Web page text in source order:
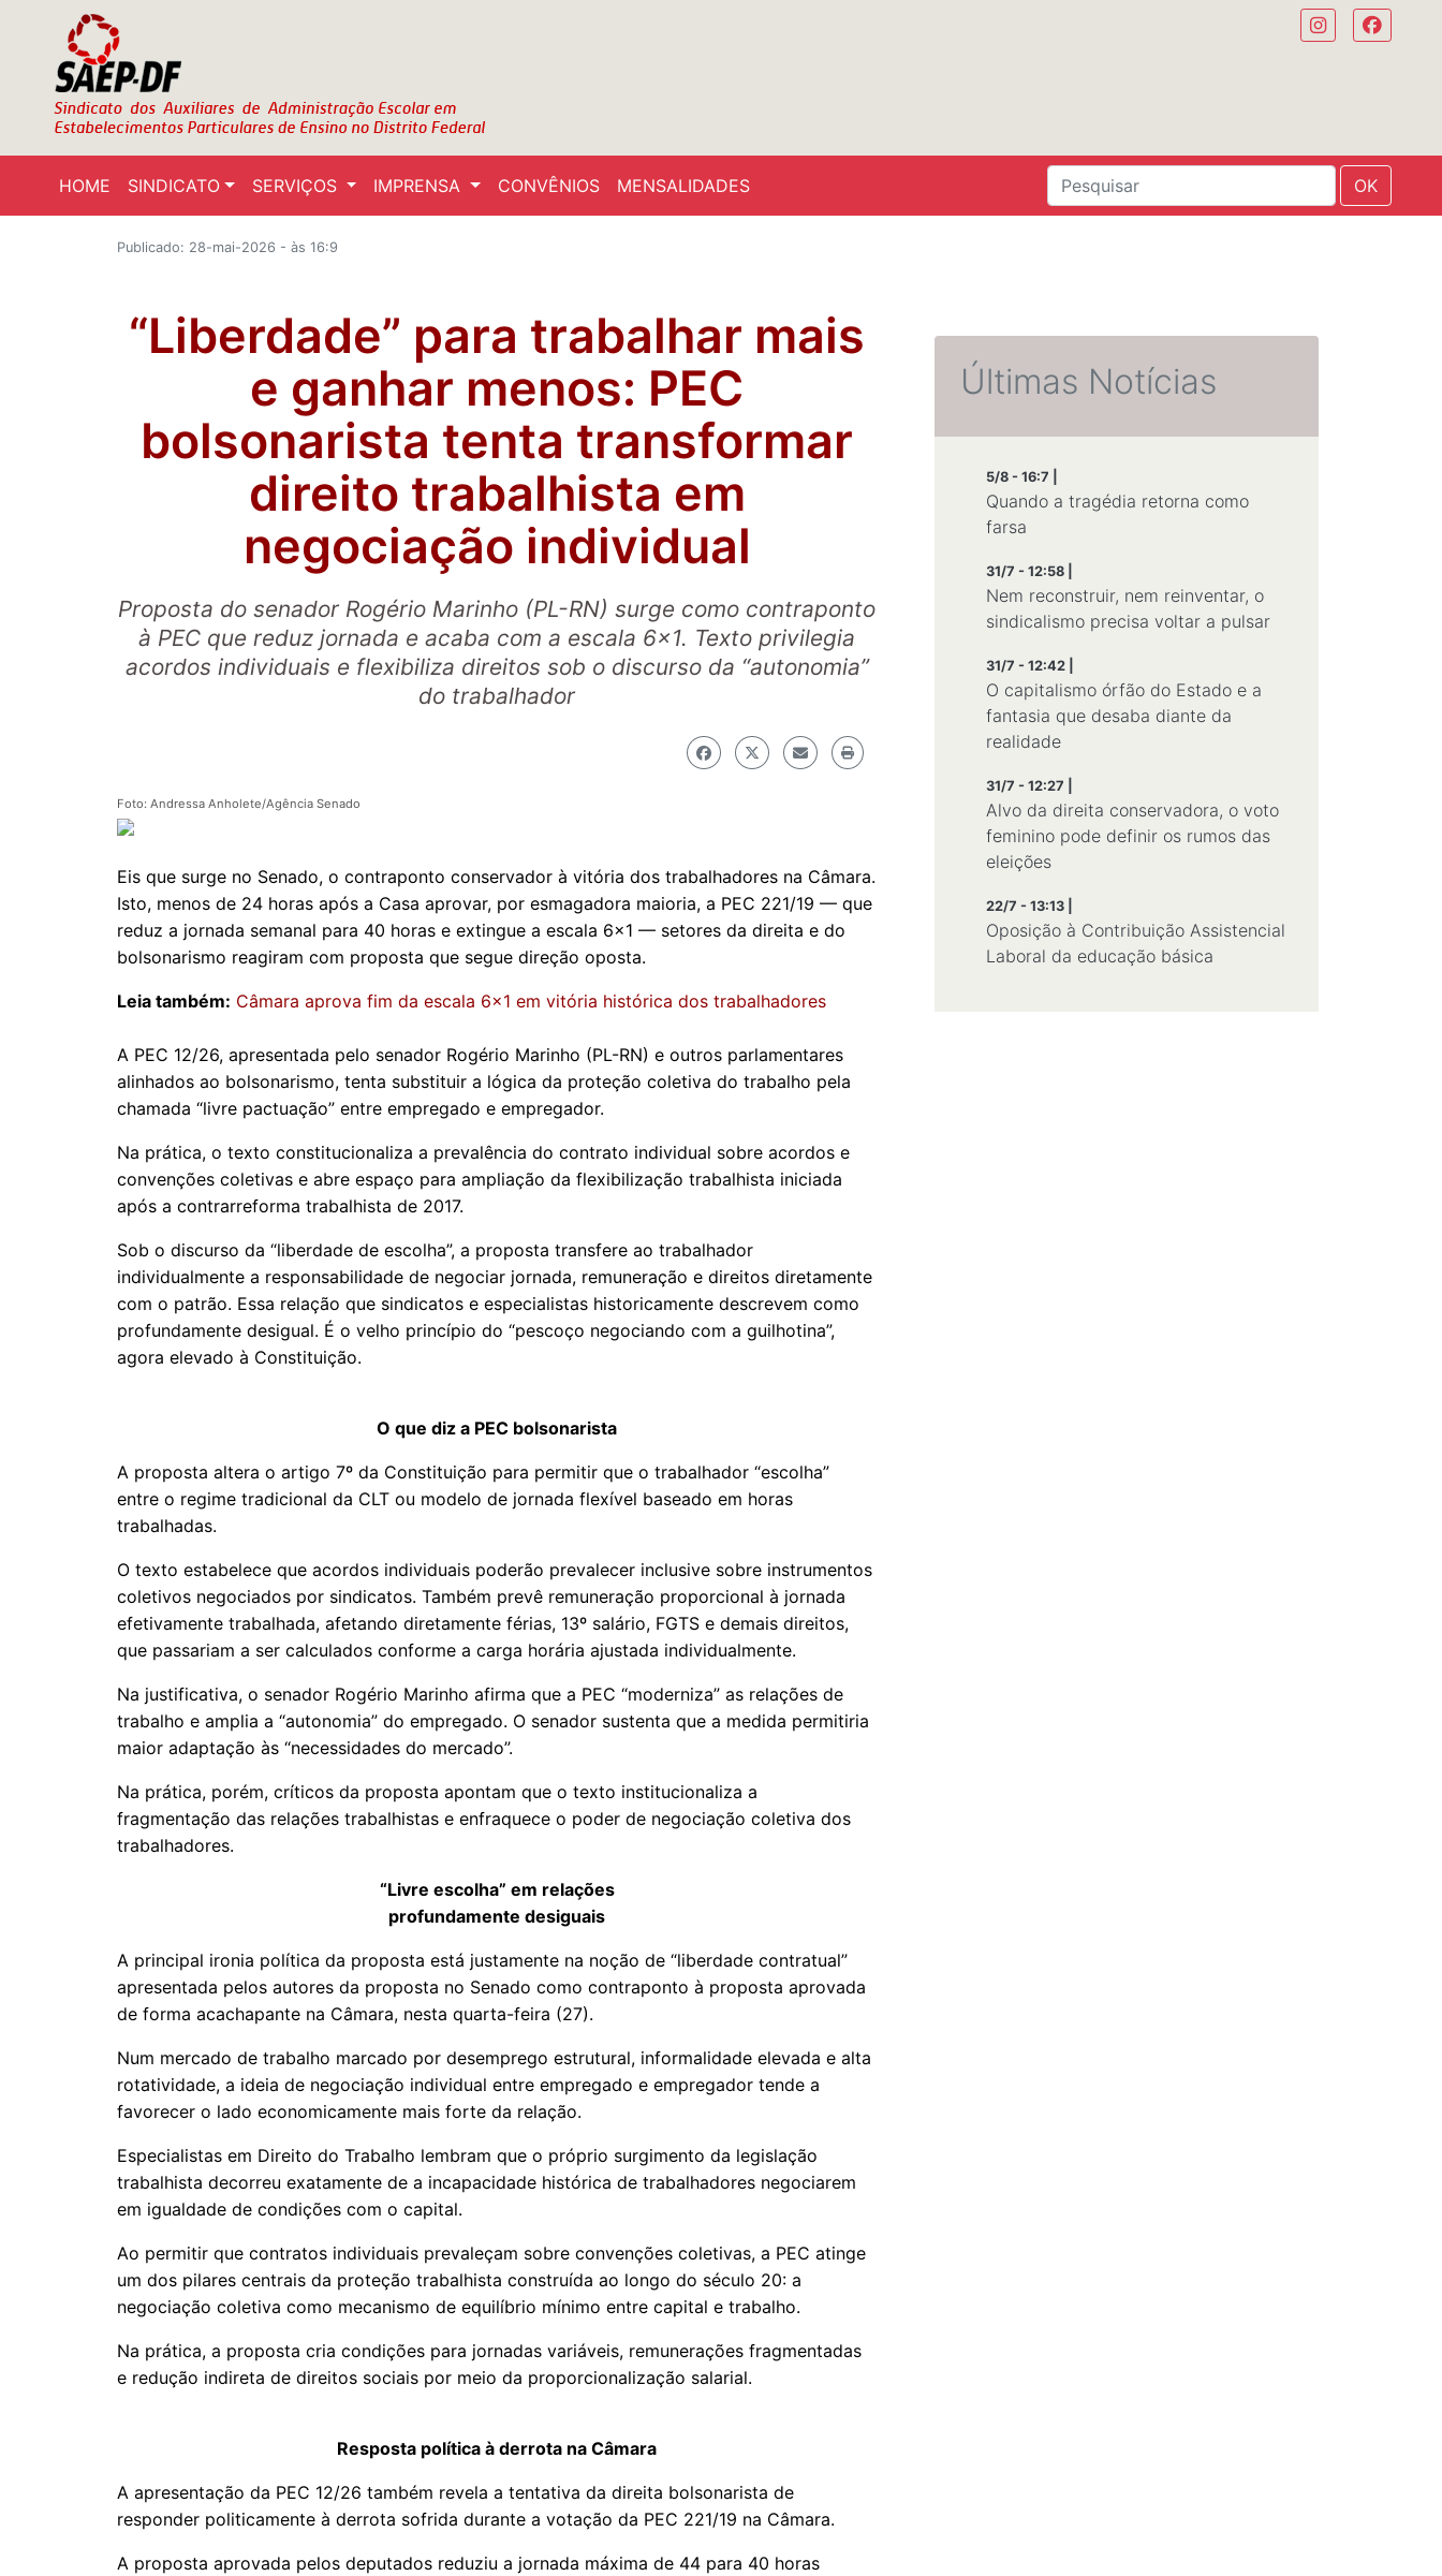
HOME SINDICATO SERVIÇOS IMPRENSA CONVÊNIOS MENSALIDADES OK
Publicado: 28-mai-2026 - às 16:9
“Liberdade” para trabalhar mais
e ganhar menos: PEC
bolsonarista tenta transformar
direito trabalhista em
negociação individual
Proposta do senador Rogério Marinho (PL-RN) surge como contraponto
à PEC que reduz jornada e acaba com a escala 6x1. Texto privilegia
acordos individuais e flexibiliza direitos sob o discurso da “autonomia”
do trabalhador
Foto: Andressa Anholete/Agência Senado
Eis que surge no Senado, o contraponto conservador à vitória dos trabalhadores na Câmara.
Isto, menos de 24 horas após a Casa aprovar, por esmagadora maioria, a PEC 221/19 — que
reduz a jornada semanal para 40 horas e extingue a escala 6x1 — setores da direita e do
bolsonarismo reagiram com proposta que segue direção oposta.
Leia também: Câmara aprova fim da escala 6x1 em vitória histórica dos trabalhadores
A PEC 12/26, apresentada pelo senador Rogério Marinho (PL-RN) e outros parlamentares
alinhados ao bolsonarismo, tenta substituir a lógica da proteção coletiva do trabalho pela
chamada “livre pactuação” entre empregado e empregador.
Na prática, o texto constitucionaliza a prevalência do contrato individual sobre acordos e
convenções coletivas e abre espaço para ampliação da flexibilização trabalhista iniciada
após a contrarreforma trabalhista de 2017.
Sob o discurso da “liberdade de escolha”, a proposta transfere ao trabalhador
individualmente a responsabilidade de negociar jornada, remuneração e direitos diretamente
com o patrão. Essa relação que sindicatos e especialistas historicamente descrevem como
profundamente desigual. É o velho princípio do “pescoço negociando com a guilhotina”,
agora elevado à Constituição.
O que diz a PEC bolsonarista
A proposta altera o artigo 7º da Constituição para permitir que o trabalhador “escolha”
entre o regime tradicional da CLT ou modelo de jornada flexível baseado em horas
trabalhadas.
O texto estabelece que acordos individuais poderão prevalecer inclusive sobre instrumentos
coletivos negociados por sindicatos. Também prevê remuneração proporcional à jornada
efetivamente trabalhada, afetando diretamente férias, 13º salário, FGTS e demais direitos,
que passariam a ser calculados conforme a carga horária ajustada individualmente.
Na justificativa, o senador Rogério Marinho afirma que a PEC “moderniza” as relações de
trabalho e amplia a “autonomia” do empregado. O senador sustenta que a medida permitiria
maior adaptação às “necessidades do mercado”.
Na prática, porém, críticos da proposta apontam que o texto institucionaliza a
fragmentação das relações trabalhistas e enfraquece o poder de negociação coletiva dos
trabalhadores.
“Livre escolha” em relações
profundamente desiguais
A principal ironia política da proposta está justamente na noção de “liberdade contratual”
apresentada pelos autores da proposta no Senado como contraponto à proposta aprovada
de forma acachapante na Câmara, nesta quarta-feira (27).
Num mercado de trabalho marcado por desemprego estrutural, informalidade elevada e alta
rotatividade, a ideia de negociação individual entre empregado e empregador tende a
favorecer o lado economicamente mais forte da relação.
Especialistas em Direito do Trabalho lembram que o próprio surgimento da legislação
trabalhista decorreu exatamente de a incapacidade histórica de trabalhadores negociarem
em igualdade de condições com o capital.
Ao permitir que contratos individuais prevaleçam sobre convenções coletivas, a PEC atinge
um dos pilares centrais da proteção trabalhista construída ao longo do século 20: a
negociação coletiva como mecanismo de equilíbrio mínimo entre capital e trabalho.
Na prática, a proposta cria condições para jornadas variáveis, remunerações fragmentadas
e redução indireta de direitos sociais por meio da proporcionalização salarial.
Resposta política à derrota na Câmara
A apresentação da PEC 12/26 também revela a tentativa da direita bolsonarista de
responder politicamente à derrota sofrida durante a votação da PEC 221/19 na Câmara.
A proposta aprovada pelos deputados reduziu a jornada máxima de 44 para 40 horas
Últimas Notícias
5/8 - 16:7 |
Quando a tragédia retorna como
farsa
31/7 - 12:58 |
Nem reconstruir, nem reinventar, o
sindicalismo precisa voltar a pulsar
31/7 - 12:42 |
O capitalismo órfão do Estado e a
fantasia que desaba diante da
realidade
31/7 - 12:27 |
Alvo da direita conservadora, o voto
feminino pode definir os rumos das
eleições
22/7 - 13:13 |
Oposição à Contribuição Assistencial
Laboral da educação básica